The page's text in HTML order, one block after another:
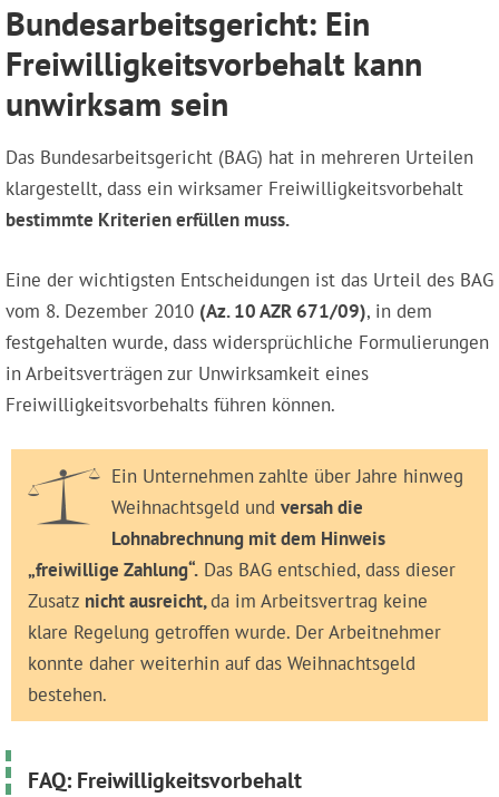
Bundesarbeitsgericht: Ein
Freiwilligkeitsvorbehalt kann
unwirksam sein
Das Bundesarbeitsgericht (BAG) hat in mehreren Urteilen
klargestellt, dass ein wirksamer Freiwilligkeitsvorbehalt
bestimmte Kriterien erfüllen muss.
Eine der wichtigsten Entscheidungen ist das Urteil des BAG
vom 8. Dezember 2010 (Az. 10 AZR 671/09), in dem
festgehalten wurde, dass widersprüchliche Formulierungen
in Arbeitsverträgen zur Unwirksamkeit eines
Freiwilligkeitsvorbehalts führen können.
Ein Unternehmen zahlte über Jahre hinweg
Weihnachtsgeld und versah die
Lohnabrechnung mit dem Hinweis
„freiwillige Zahlung“. Das BAG entschied, dass dieser
Zusatz nicht ausreicht,da im Arbeitsvertrag keine
klare Regelung getroffen wurde. Der Arbeitnehmer
konnte daher weiterhin auf das Weihnachtsgeld
bestehen.
FAQ: Freiwilligkeitsvorbehalt